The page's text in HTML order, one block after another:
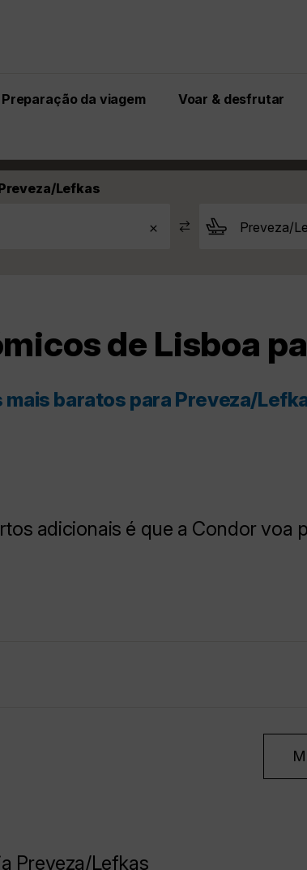
Preparação da viagem Voar & desfrutar
Lefkas
de Lisboa
mais baratos para Preveza/
adicionais é que a Condor voa
Preveza/Lefkas